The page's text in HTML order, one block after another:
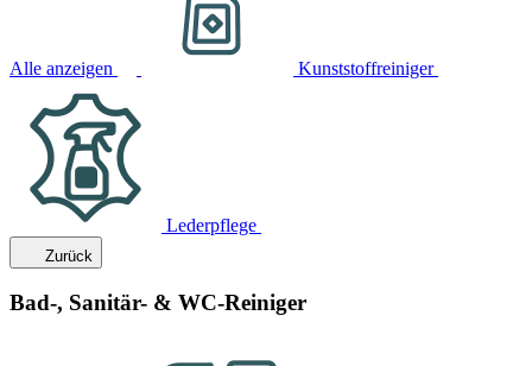
Alle anzeigen Kunststoffreiniger
Lederpflege
Zurück
Bad-, Sanitär- & WC-Reiniger